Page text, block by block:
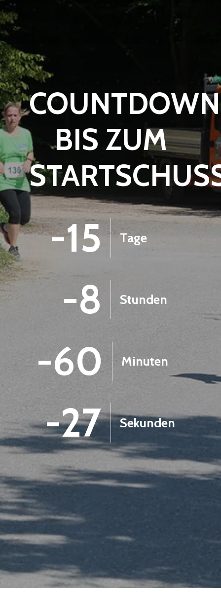
COUNTDOWN
BIS ZUM
-15 Tage
-8 Stunden
-60 Minuten
-28 Sekunden